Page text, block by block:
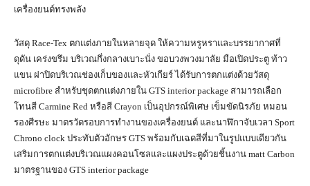
เครื่องยนต์ทรงพลัง
วัสดุ Race-Tex ตกแต่งภายในหลายจุด ให้ความหรูหราและบรรยากาศที่
ดุดัน เคร่งขรึม บริเวณกึ่งกลางเบาะนั่ง ขอบวงพวงมาลัย มือเปิดประตู ท้าว
แขน ฝาปิดบริเวณช่องเก็บของและหัวเกียร์ ได้รับการตกแต่งด้วยวัสดุ
microfibre สำหรับชุดตกแต่งภายใน GTS interior package สามารถเลือก
โทนสี Carmine Red หรือสี Crayon เป็นอุปกรณ์พิเศษ เข็มขัดนิรภัย หมอน
รองศีรษะ มาตรวัดรอบการทำงานของเครื่องยนต์ และนาฬิกาจับเวลา Sport
Chrono clock ประทับตัวอักษร GTS พร้อมกับเฉดสีที่มาในรูปแบบเดียวกัน
เสริมการตกแต่งบริเวณแผงคอนโซลและแผงประตูด้วยชิ้นงาน matt Carbon
มาตรฐานของ GTS interior package